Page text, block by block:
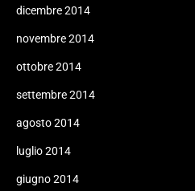
dicembre 2014
novembre 2014
ottobre 2014
settembre 2014
agosto 2014
luglio 2014
giugno 2014